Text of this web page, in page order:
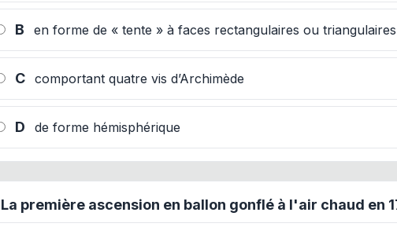
B en forme de « tente » à faces rectangulaires ou triangulaires
C comportant quatre vis d’Archimède
D de forme hémisphérique
La première ascension en ballon gonflé à l'air chaud en